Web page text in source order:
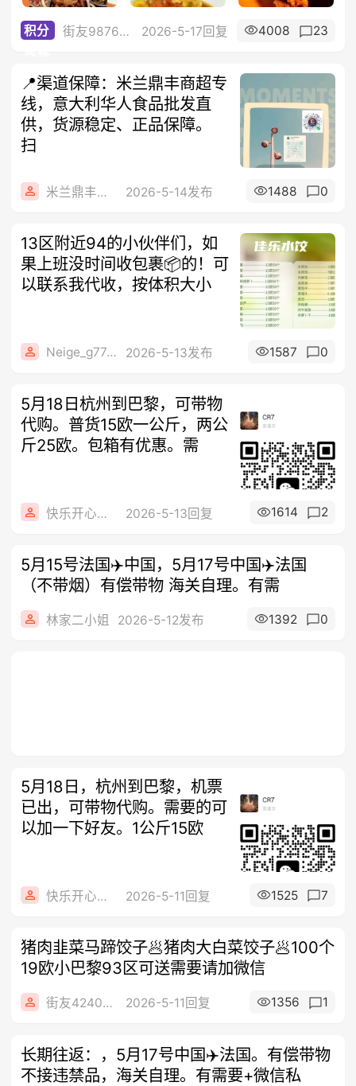
积分
街友987654321 2026-5-17回复 4008 23
📍渠道保障：米兰鼎丰商超专
线，意大利华人食品批发直
供，货源稳定、正品保障。
扫
米兰鼎丰集团 2026-5-14发布 1488 0
13区附近94的小伙伴们，如
果上班没时间收包裹📦的！可
以联系我代收，按体积大小
Neige_g77e9 2026-5-13发布 1587 0
5月18日杭州到巴黎，可带物
代购。普货15欧一公斤，两公
斤25欧。包箱有优惠。需
快乐开心每一天 2026-5-13回复 1614 2
5月15号法国✈️中国，5月17号中国✈️法国
（不带烟）有偿带物 海关自理。有需
林家二小姐 2026-5-12发布 1392 0
5月18日，杭州到巴黎，机票
已出，可带物代购。需要的可
以加一下好友。1公斤15欧
快乐开心每一天 2026-5-11回复 1525 7
猪肉韭菜马蹄饺子🥟猪肉大白菜饺子🥟100个
19欧小巴黎93区可送需要请加微信
街友42408312 2026-5-11回复 1356 1
长期往返：，5月17号中国✈️法国。有偿带物
不接违禁品，海关自理。有需要+微信私